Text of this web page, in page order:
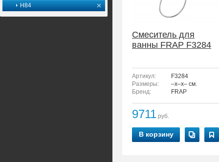
H84
Смеситель для
ванны FRAP F3284
Артикул:
F3284
Размеры:
–x–x– см.
Бренд:
FRAP
9711 руб.
В корзину